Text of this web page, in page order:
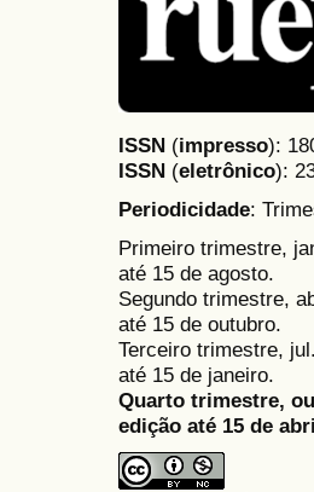
ISSN (impresso):
ISSN (eletrônico):
Periodicidade:
Primeiro trimestre,
até 15 de agosto.
Segundo trimestre,
até 15 de outubro.
Terceiro trimestre,
até 15 de janeiro.
Quarto trimestre,
edição até 15 de